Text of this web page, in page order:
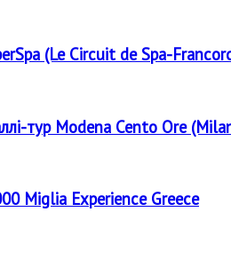
(Le Circuit de Spa-
тур Modena Cento Ore
Miglia Experience Greece